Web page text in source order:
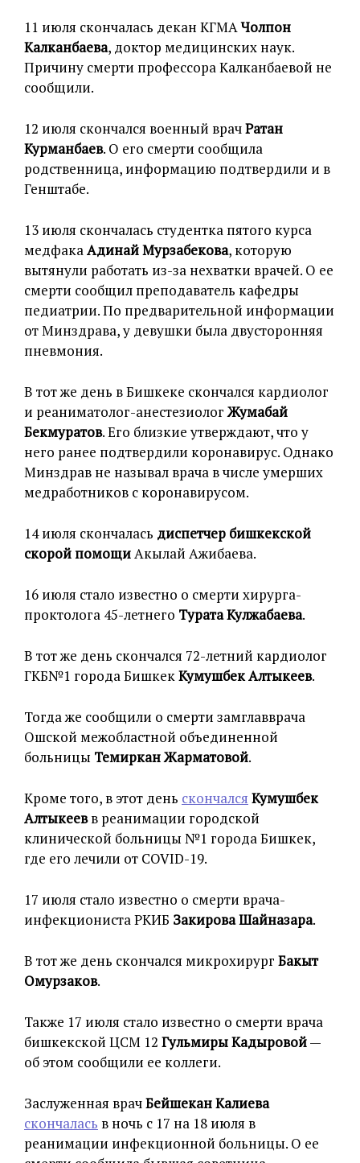
11 июля скончалась декан КГМАЧолпон
Калканбаева, доктор медицинских наук.
Причину смерти профессора Калканбаевой не
сообщили.
12 июля скончался военный врачРатан
Курманбаев. О его смерти сообщила
родственница, информацию подтвердили и в
Генштабе.
13 июля скончалась студентка пятого курса
медфакаАдинай Мурзабекова, которую
вытянули работать из-за нехватки врачей. О ее
смерти сообщил преподаватель кафедры
педиатрии. По предварительной информации
от Минздрава, у девушки была двусторонняя
пневмония.
В тот же день в Бишкеке скончался кардиолог
и реаниматолог-анестезиолог Жумабай
Бекмуратов. Его близкие утверждают, что у
него ранее подтвердили коронавирус. Однако
Минздрав не называл врача в числе умерших
медработников с коронавирусом.
14 июля скончалась диспетчер бишкекской
скорой помощиАкылай Ажибаева.
16 июля стало известно о смерти хирурга-
проктолога 45-летнего Турата Кулжабаева.
В тот же день скончался 72-летний кардиолог
ГКБ№1 города БишкекКумушбек Алтыкеев.
Тогда же сообщили о смерти замглавврача
Ошской межобластной объединенной
больницы Темиркан Жарматовой.
Кроме того, в этот день скончался Кумушбек
Алтыкеев в реанимации городской
клинической больницы №1 города Бишкек,
где его лечили от COVID-19.
17 июля стало известно о смерти врача-
инфекциониста РКИБ Закирова Шайназара.
В тот же день скончался микрохирург Бакыт
Омурзаков.
Также 17 июля стало известно о смерти врача
бишкекской ЦСМ 12 Гульмиры Кадыровой—
об этом сообщили ее коллеги.
Заслуженная врачБейшекан Калиева
скончалась в ночь с 17 на 18 июля в
реанимации инфекционной больницы. О ее